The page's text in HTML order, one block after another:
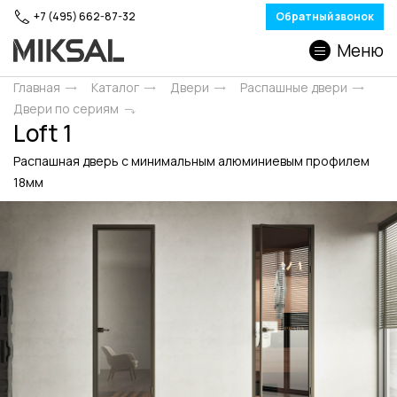
+7 (495) 662-87-32 Обратный звонок
Меню
Главная Каталог Двери
Распашные двери
Двери по сериям
Loft 1
Распашная дверь с минимальным алюминиевым профилем
18мм